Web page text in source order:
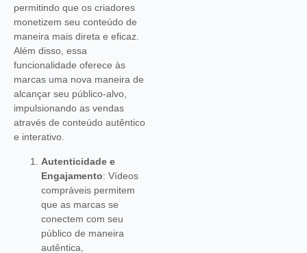
permitindo que os criadores
monetizem seu conteúdo de
maneira mais direta e eficaz.
Além disso, essa
funcionalidade oferece às
marcas uma nova maneira de
alcançar seu público-alvo,
impulsionando as vendas
através de conteúdo autêntico
e interativo.
Autenticidade e
Engajamento: Vídeos
compráveis permitem
que as marcas se
conectem com seu
público de maneira
autêntica,